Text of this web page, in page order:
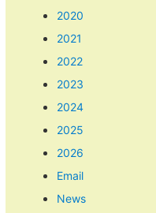
2020
2021
2022
2023
2024
2025
2026
Email
News